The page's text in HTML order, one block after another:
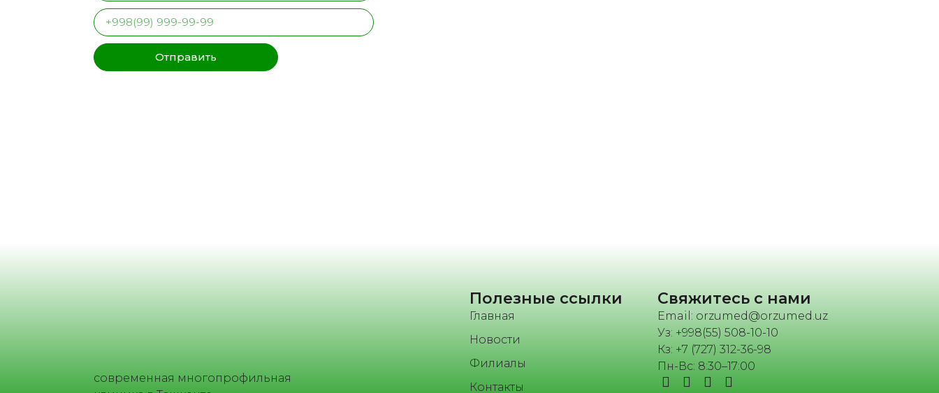
Отправить
современная многопрофильная
Полезные ссылки
Главная
Новости
Филиалы
Контакты
Свяжитесь с нами
Email: orzumed@orzumed.uz
Уз: +998(55) 508-10-10
Кз: +7 (727) 312-36-98
Пн-Вс: 8:30–17:00